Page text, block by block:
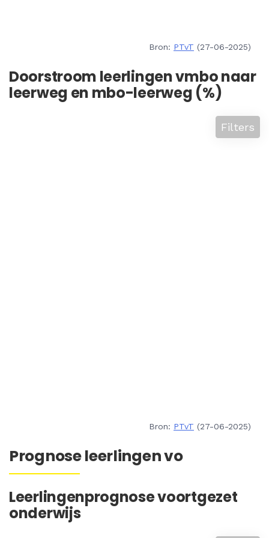
Bron: PTvT (27-06-2025)
Doorstroom leerlingen vmbo naar
leerweg en mbo-leerweg (%)
Filters
Bron: PTvT (27-06-2025)
Prognose leerlingen vo
Leerlingenprognose voortgezet
onderwijs